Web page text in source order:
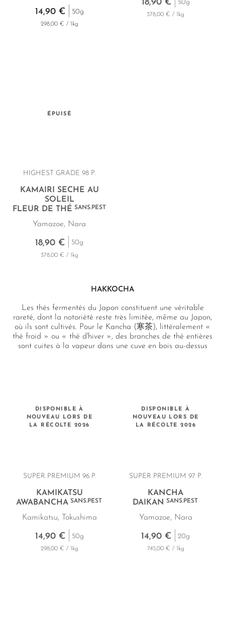
14,90 € 50g
298,00 € / 1kg
18,90 € 50g
378,00 € / 1kg
ÉPUISÉ
HIGHEST GRADE 98 P.
KAMAIRI SÉCHÉ AU
SOLEIL
FLEUR DE THÉSANS.PEST
Yamazoe, Nara
18,90 € 50g
378,00 € / 1kg
HAKKOCHA
Les thés fermentés du Japon constituent une véritable
rareté, dont la notoriété reste très limitée, même au Japon,
où ils sont cultivés. Pour le Kancha (寒茶), littéralement «
thé froid » ou « thé d'hiver », des branches de thé entières
sont cuites à la vapeur dans une cuve en bois au-dessus
profil gustatif remarquable, à la fois boisé, sucré et
légèrement acidulé.
DISPONIBLE À
NOUVEAU LORS DE
LA RÉCOLTE 2026
SUPER PREMIUM 96 P.
KAMIKATSU
AWABANCHASANS.PEST
Kamikatsu, Tokushima
14,90 € 50g
298,00 € / 1kg
DISPONIBLE À
NOUVEAU LORS DE
LA RÉCOLTE 2026
SUPER PREMIUM 97 P.
KANCHA
DAIKANSANS.PEST
Yamazoe, Nara
14,90 € 20g
745,00 € / 1kg